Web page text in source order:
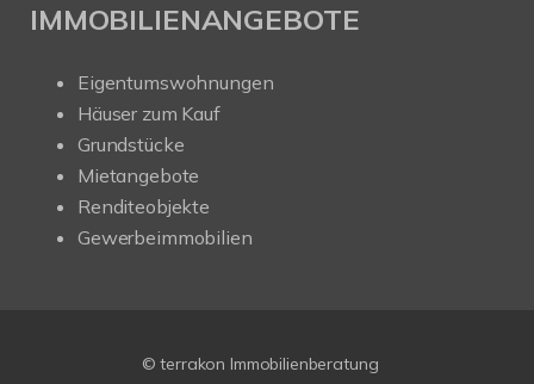
IMMOBILIENANGEBOTE
Eigentumswohnungen
Häuser zum Kauf
Grundstücke
Mietangebote
Renditeobjekte
Gewerbeimmobilien
© terrakon Immobilienberatung